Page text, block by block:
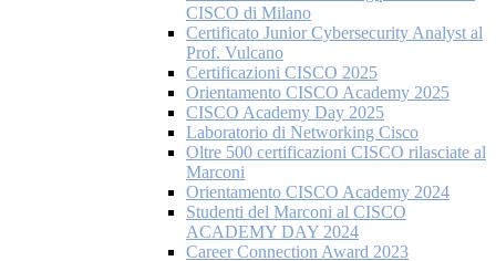
CISCO di Milano
Certificato Junior Cybersecurity Analyst al
Prof. Vulcano
Certificazioni CISCO 2025
Orientamento CISCO Academy 2025
CISCO Academy Day 2025
Laboratorio di Networking Cisco
Oltre 500 certificazioni CISCO rilasciate al
Marconi
Orientamento CISCO Academy 2024
Studenti del Marconi al CISCO
ACADEMY DAY 2024
Career Connection Award 2023